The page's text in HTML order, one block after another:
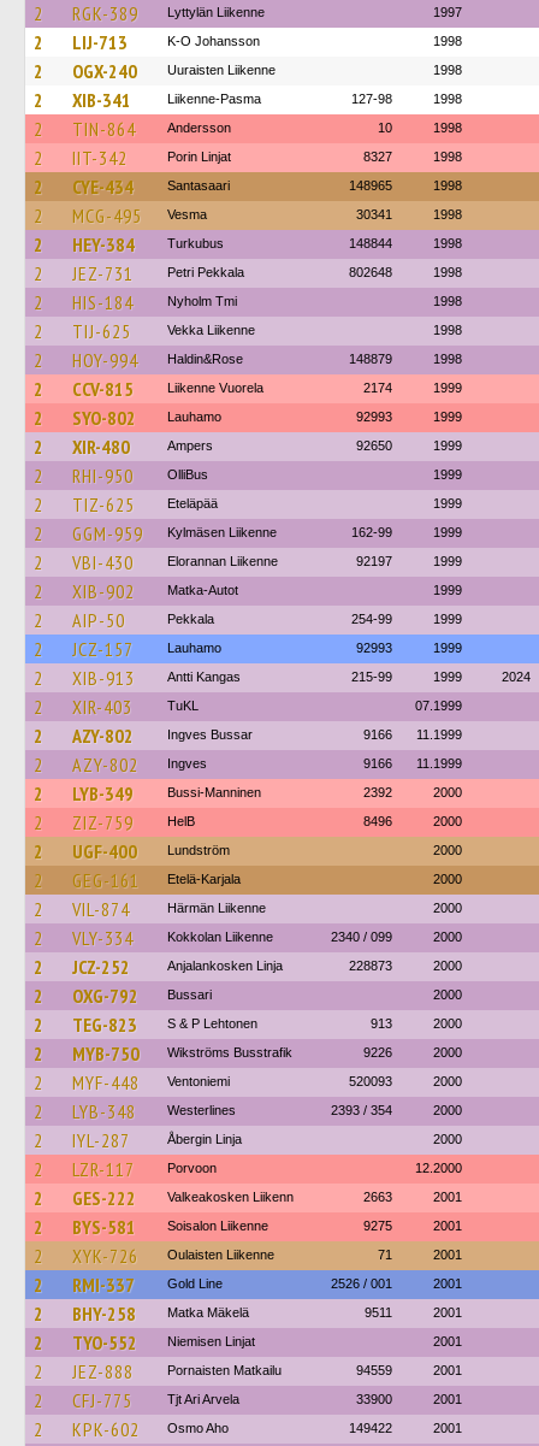
2 RGK-389 Lyttylän Liikenne 1997
2 LIJ-713 K-O Johansson 1998
2 OGX-240 Uuraisten Liikenne 1998
2 XIB-341 Liikenne-Pasma 127-98 1998
2 TIN-864 Andersson 10 1998
2 IIT-342 Porin Linjat 8327 1998
2 CYE-434 Santasaari 148965 1998
2 MCG-495 Vesma 30341 1998
2 HEY-384 Turkubus 148844 1998
2 JEZ-731 Petri Pekkala 802648 1998
2 HIS-184 Nyholm Tmi 1998
2 TIJ-625 Vekka Liikenne 1998
2 HOY-994 Haldin&Rose 148879 1998
2 CCV-815 Liikenne Vuorela 2174 1999
2 SYO-802 Lauhamo 92993 1999
2 XIR-480 Ampers 92650 1999
2 RHI-950 OlliBus 1999
2 TIZ-625 Eteläpää 1999
2 GGM-959 Kylmäsen Liikenne 162-99 1999
2 VBI-430 Elorannan Liikenne 92197 1999
2 XIB-902 Matka-Autot 1999
2 AIP-50 Pekkala 254-99 1999
2 JCZ-157 Lauhamo 92993 1999
2 XIB-913 Antti Kangas 215-99 1999 2024
2 XIR-403 TuKL 07.1999
2 AZY-802 Ingves Bussar 9166 11.1999
2 AZY-802 Ingves 9166 11.1999
2 LYB-349 Bussi-Manninen 2392 2000
2 ZIZ-759 HelB 8496 2000
2 UGF-400 Lundström 2000
2 GEG-161 Etelä-Karjala 2000
2 VIL-874 Härmän Liikenne 2000
2 VLY-334 Kokkolan Liikenne 2340 / 099 2000
2 JCZ-252 Anjalankosken Linja 228873 2000
2 OXG-792 Bussari 2000
2 TEG-823 S & P Lehtonen 913 2000
2 MYB-750 Wikströms Busstrafik 9226 2000
2 MYF-448 Ventoniemi 520093 2000
2 LYB-348 Westerlines 2393 / 354 2000
2 IYL-287 Åbergin Linja 2000
2 LZR-117 Porvoon 12.2000
2 GES-222 Valkeakosken Liikenn 2663 2001
2 BYS-581 Soisalon Liikenne 9275 2001
2 XYK-726 Oulaisten Liikenne 71 2001
2 RMI-337 Gold Line 2526 / 001 2001
2 BHY-258 Matka Mäkelä 9511 2001
2 TYO-552 Niemisen Linjat 2001
2 JEZ-888 Pornaisten Matkailu 94559 2001
2 CFJ-775 Tjt Ari Arvela 33900 2001
2 KPK-602 Osmo Aho 149422 2001